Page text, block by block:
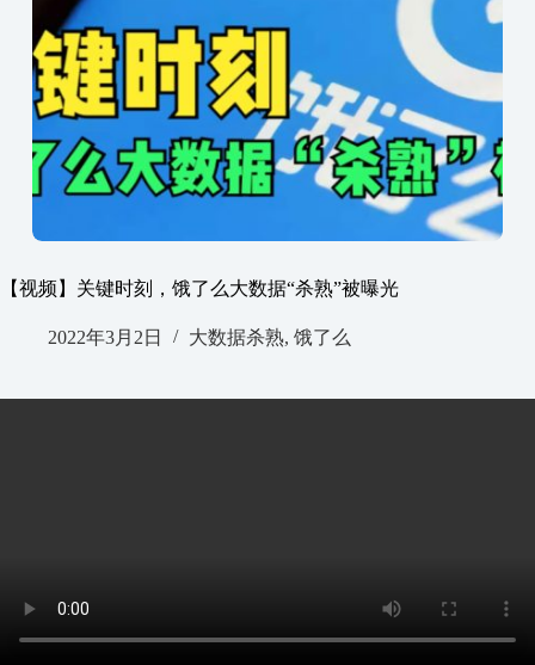
【视频】关键时刻，饿了么大数据“杀熟”被曝光
2022年3月2日 大数据杀熟, 饿了么